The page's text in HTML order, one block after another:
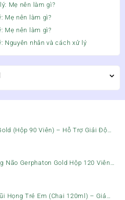
Mẹ nên làm gì?
Mẹ nên làm gì?
Mẹ nên làm gì?
Nguyên nhân và cách xử lý
(Hộp 90 Viên) – Hỗ Trợ Giải Độc
Vệ Gan
Não Gerphaton Gold Hộp 120 Viên
Mắt, Chóng Mặt & Rối Loạn Tiền
Họng Trẻ Em (Chai 120ml) – Giảm